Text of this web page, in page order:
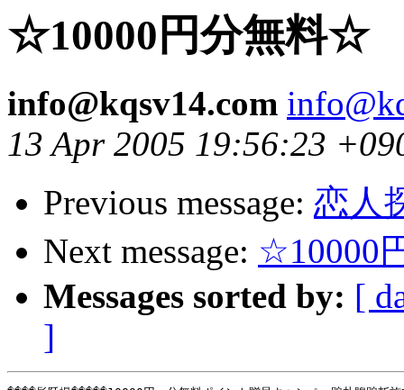
☆10000円分無料☆
info@kqsv14.com
13 Apr 2005 19:56:23
Previous message: 恋人
Next message: ☆10000
Messages sorted by: [
]